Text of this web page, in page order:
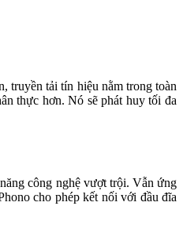
truyền tải tín hiệu nằm trong toàn
thực hơn. Nó sẽ phát huy tối đa
công nghệ vượt trội. Vẫn ứng
cho phép kết nối với đầu đĩa